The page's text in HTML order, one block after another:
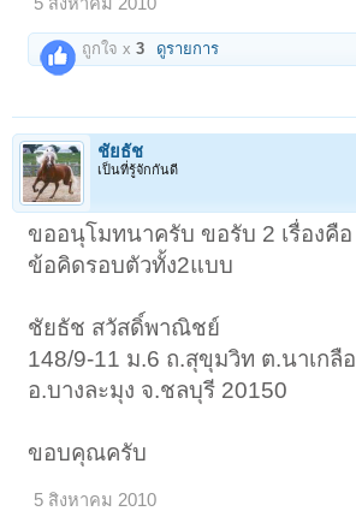
ถูกใจ x3 ดูรายการ
ชัยธัช
เป็นที่รู้จักกันดี
ขออนุโมทนาครับ ขอรับ 2 เรื่องคือ
ข้อคิดรอบตัวทั้ง2แบบ
ชัยธัช สวัสดิ์พาณิชย์
148/9-11 ม.6 ถ.สุขุมวิท ต.นาเกลือ
อ.บางละมุง จ.ชลบุรี 20150
ขอบคุณครับ
5 สิงหาคม 2010